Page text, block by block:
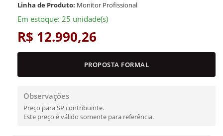
Linha de Produto: Monitor Profissional
Em estoque: 25 unidade(s)
R$ 12.990,26
PROPOSTA FORMAL
Observações
Preço para SP contribuinte.
Este preço é válido somente para referência.